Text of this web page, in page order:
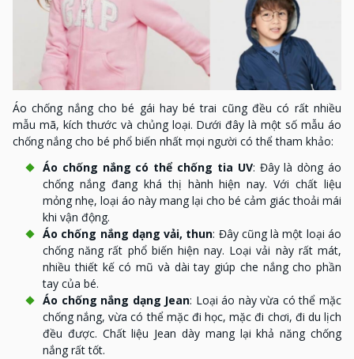
Áo chống nắng cho bé gái hay bé trai cũng đều có rất nhiều
mẫu mã, kích thước và chủng loại. Dưới đây là một số mẫu áo
chống nắng cho bé phổ biến nhất mọi người có thể tham khảo:
Áo chống nắng có thể chống tia UV: Đây là dòng áo
chống nắng đang khá thị hành hiện nay. Với chất liệu
mỏng nhẹ, loại áo này mang lại cho bé cảm giác thoải mái
khi vận động.
Áo chống nắng dạng vải, thun: Đây cũng là một loại áo
chống năng rất phổ biến hiện nay. Loại vải này rất mát,
nhiều thiết kế có mũ và dài tay giúp che nắng cho phần
tay của bé.
Áo chống nắng dạng Jean: Loại áo này vừa có thể mặc
chống nắng, vừa có thể mặc đi học, mặc đi chơi, đi du lịch
đều được. Chất liệu Jean dày mang lại khả năng chống
nắng rất tốt.